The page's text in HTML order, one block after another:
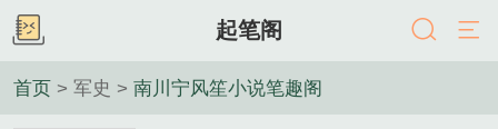
起笔阁
首页 > 军史 > 南川宁风笙小说笔趣阁